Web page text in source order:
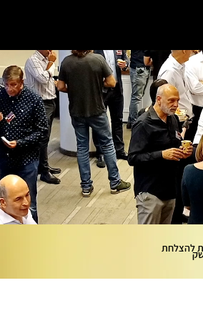
להצלחת